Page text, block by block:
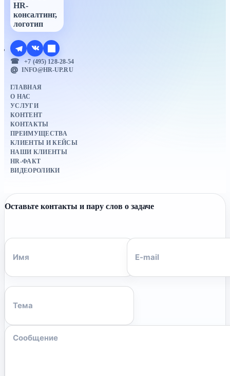
+7 (495) 128-28-54
INFO@HR-UP.RU
ГЛАВНАЯ
О НАС
УСЛУГИ
КОНТЕНТ
КОНТАКТЫ
ПРЕИМУЩЕСТВА
КЛИЕНТЫ И КЕЙСЫ
НАШИ КЛИЕНТЫ
HR-ФАКТ
ВИДЕОРОЛИКИ